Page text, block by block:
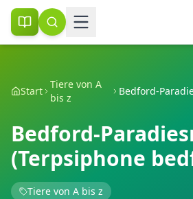
Start
Tiere von A
bis z
Bedford-
(Terpsiphone
Tiere von A bis z